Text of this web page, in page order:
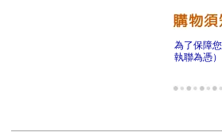
為了保障
執聯為憑